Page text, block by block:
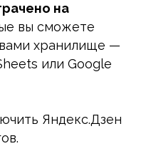
на
вы сможете
хранилище —
или Google
Яндекс.Дзен